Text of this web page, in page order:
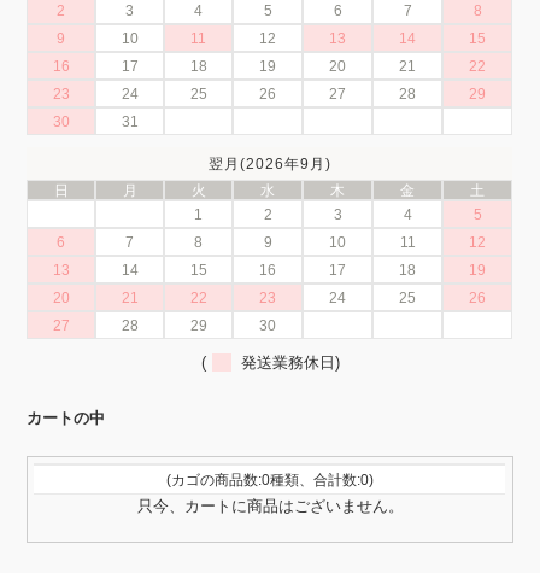
2
3 4 5 6 7
8
9
10 11 12 13 14
15
16
17 18 19 20 21
22
23
24 25 26 27 28
29
30
31
翌月(2026年9月)
日
月 火 水 木 金
土
1
2 3 4
5
6
7 8 9 10 11
12
13
14 15 16 17 18
19
20
21 22 23 24 25
26
27
28 29 30
( 発送業務休日)
カートの中
(カゴの商品数:0種類、合計数:0)
只今、カートに商品はございません。